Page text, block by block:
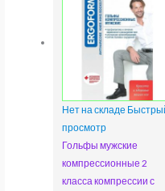
Нет на складе
просмотр
Гольфы мужские
компрессионные 2
класса компрессии с